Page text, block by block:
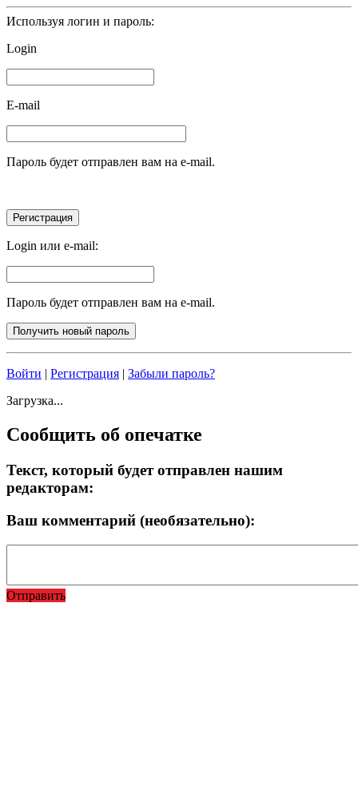
Используя логин и пароль:
Login
E-mail
Пароль будет отправлен вам на e-mail.
Login или e-mail:
Пароль будет отправлен вам на e-mail.
Войти | Регистрация | Забыли пароль?
Загрузка...
Сообщить об опечатке
Текст, который будет отправлен нашим
редакторам:
Ваш комментарий (необязательно):
Отправить